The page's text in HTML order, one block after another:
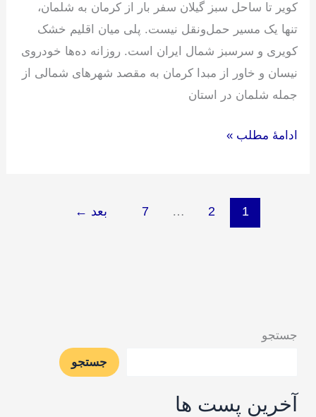
کویر تا ساحل سبز گیلان سفر بار از کرمان به شلمان،
تنها یک مسیر حمل‌ونقل نیست. پلی میان اقلیم خشک
کویری و سرسبز شمال ایران است. روزانه ده‌ها خودروی
نیسان و خاور از مبدا کرمان به مقصد شهرهای شمالی از
جمله شلمان در استان
ادامۀ مطلب »
1
2
…
7 بعد ←
جستجو
جستجو
آخرین پست ها